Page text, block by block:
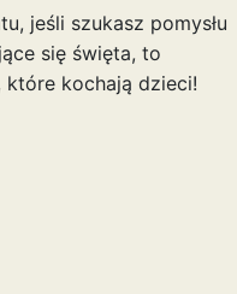
jeśli szukasz pomysłu
się święta, to
które kochają dzieci!